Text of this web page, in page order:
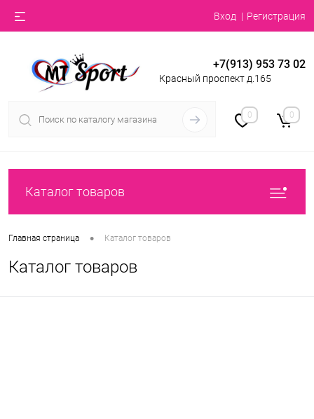
Вход Регистрация
+7(913) 953 73 02
Красный проспект д.165
0 0
Каталог товаров
Главная страница • Каталог товаров
Каталог товаров